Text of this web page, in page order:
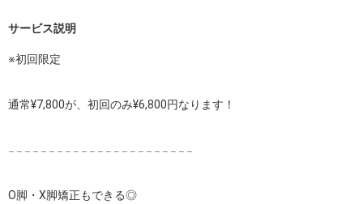
サービス説明
※初回限定
通常¥7,800が、初回のみ¥6,800円なります！
𓐄 𓐄 𓐄 𓐄 𓐄 𓐄 𓐄 𓐄 𓐄 𓐄 𓐄 𓐄 𓐄 𓐄 𓐄 𓐄 𓐄 𓐄 𓐄 𓐄 𓐄 𓐄 𓐄
O脚・X脚矯正もできる◎